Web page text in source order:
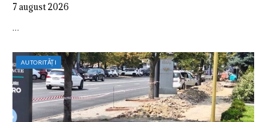
7 august 2026
…
AUTORITĂȚI